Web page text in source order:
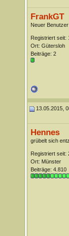
FrankGT
Neuer Benutzer
Registriert seit:
Ort: Gütersloh
Beiträge: 2
13.05.2015,
Hennes
grübelt sich
Registriert seit:
Ort: Münster
Beiträge: 4.810